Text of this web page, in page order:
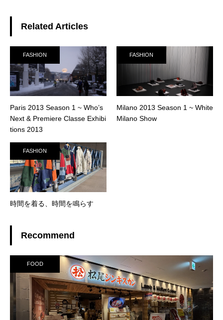
Related Articles
FASHION
Paris 2013 Season 1 ~ Who’s
Next & Premiere Classe Exhibi
tions 2013
FASHION
Milano 2013 Season 1 ~ White
Milano Show
FASHION
時間を着る、時間を鳴らす
Recommend
FOOD